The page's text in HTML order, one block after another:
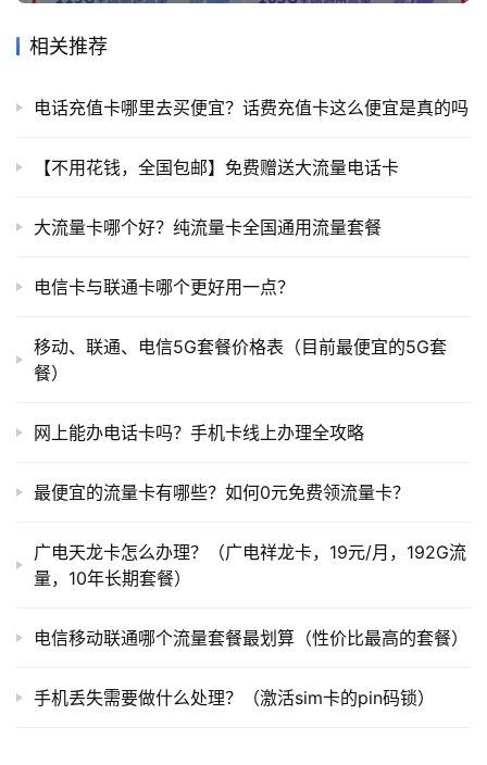
相关推荐
电话充值卡哪里去买便宜？话费充值卡这么便宜是真的吗
【不用花钱，全国包邮】免费赠送大流量电话卡
大流量卡哪个好？纯流量卡全国通用流量套餐
电信卡与联通卡哪个更好用一点？
移动、联通、电信5G套餐价格表（目前最便宜的5G套
餐）
网上能办电话卡吗？手机卡线上办理全攻略
最便宜的流量卡有哪些？如何0元免费领流量卡？
广电天龙卡怎么办理？（广电祥龙卡，19元/月，192G流
量，10年长期套餐）
电信移动联通哪个流量套餐最划算（性价比最高的套餐）
手机丢失需要做什么处理？（激活sim卡的pin码锁）